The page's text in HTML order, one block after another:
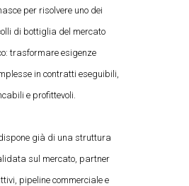
per risolvere uno dei
di bottiglia del mercato
trasformare esigenze
in contratti eseguibili,
e profittevoli.
già di una struttura
sul mercato, partner
pipeline commerciale e